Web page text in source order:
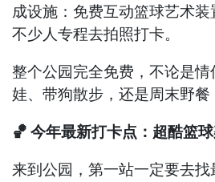
成设施：免费互动篮球艺术装
不少人专程去拍照打卡。
整个公园完全免费，不论是情
娃、带狗散步，还是周末野餐
🏀 今年最新打卡点：超酷篮
来到公园，第一站一定要去